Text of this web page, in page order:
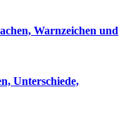
Warnzeichen und
Unterschiede,